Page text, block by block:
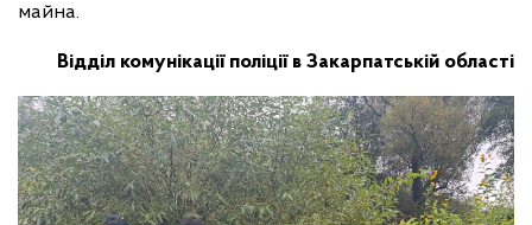
майна.
Відділ комунікації поліції в Закарпатській області